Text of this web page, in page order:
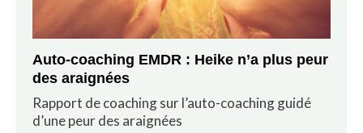
Auto-coaching EMDR : Heike n’a plus peur
des araignées
Rapport de coaching sur l’auto-coaching guidé
d’une peur des araignées